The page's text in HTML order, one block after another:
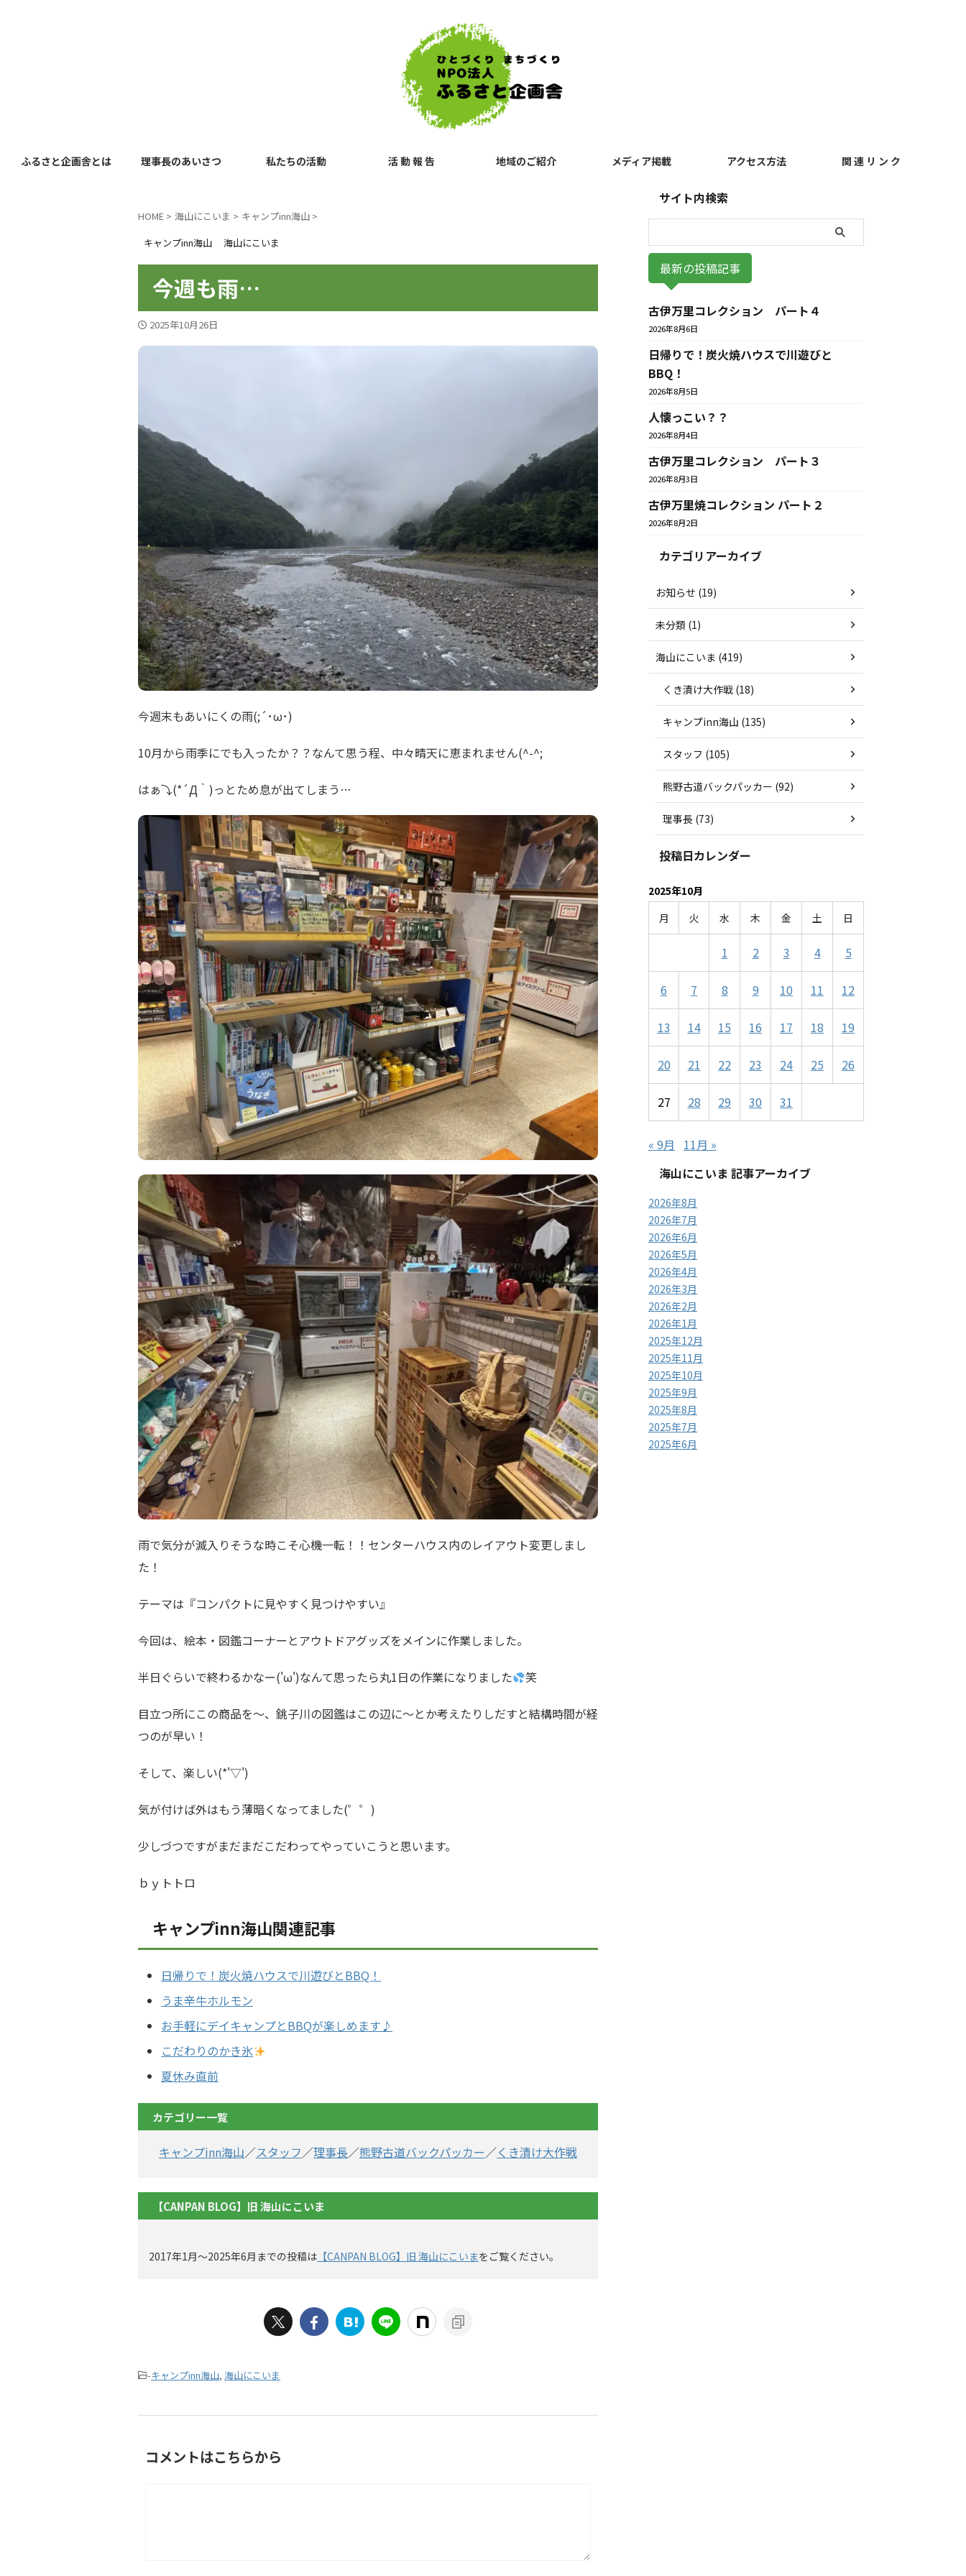
ふるさと企画舎とは 理事長のあいさつ 私たちの活動 活 動 報 告 地域のご紹介 メディア掲載 アクセス方法 関 連 リ ン ク
HOME > 海山にこいま > キャンプinn海山 >
キャンプinn海山
海山にこいま
今週も雨…
2025年10月26日
今週末もあいにくの雨(;´･ω･)
10月から雨季にでも入ったか？？なんて思う程、中々晴天に恵まれません(^-^;
はぁ⤵(*´Д｀)っとため息が出てしまう…
雨で気分が滅入りそうな時こそ心機一転！！センターハウス内のレイアウト変更しまし
た！
テーマは『コンパクトに見やすく見つけやすい』
今回は、絵本・図鑑コーナーとアウトドアグッズをメインに作業しました。
半日ぐらいで終わるかなー('ω')なんて思ったら丸1日の作業になりました 笑
目立つ所にこの商品を～、銚子川の図鑑はこの辺に～とか考えたりしだすと結構時間が経
つのが早い！
そして、楽しい(*'▽')
気が付けば外はもう薄暗くなってました(゜゜)
少しづつですがまだまだこだわってやっていこうと思います。
ｂｙトトロ
キャンプinn海山関連記事
日帰りで！炭火焼ハウスで川遊びとBBQ！
うま辛牛ホルモン
お手軽にデイキャンプとBBQが楽しめます♪
こだわりのかき氷
夏休み直前
カテゴリー一覧
キャンプinn海山／スタッフ／理事長／熊野古道バックパッカー／くき漬け大作戦
【CANPAN BLOG】旧 海山にこいま
2017年1月〜2025年6月までの投稿は 【CANPAN BLOG】旧 海山にこいまをご覧ください。
-キャンプinn海山, 海山にこいま
コメントはこちらから
サイト内検索
最新の投稿記事
古伊万里コレクション パート４
2026年8月6日
日帰りで！炭火焼ハウスで川遊びと
BBQ！
2026年8月5日
人懐っこい？？
2026年8月4日
古伊万里コレクション パート３
2026年8月3日
古伊万里焼コレクション パート２
2026年8月2日
カテゴリアーカイブ
お知らせ (19)
未分類 (1)
海山にこいま (419)
くき漬け大作戦 (18)
キャンプinn海山 (135)
スタッフ (105)
熊野古道バックパッカー (92)
理事長 (73)
投稿日カレンダー
2025年10月
月
火 水 木 金 土 日
1 2 3 4 5
6 7 8 9 10 11 12
13 14 15 16 17 18 19
20 21 22 23 24 25 26
27 28 29 30 31
« 9月
11月 »
海山にこいま 記事アーカイブ
2026年8月
2026年7月
2026年6月
2026年5月
2026年4月
2026年3月
2026年2月
2026年1月
2025年12月
2025年11月
2025年10月
2025年9月
2025年8月
2025年7月
2025年6月